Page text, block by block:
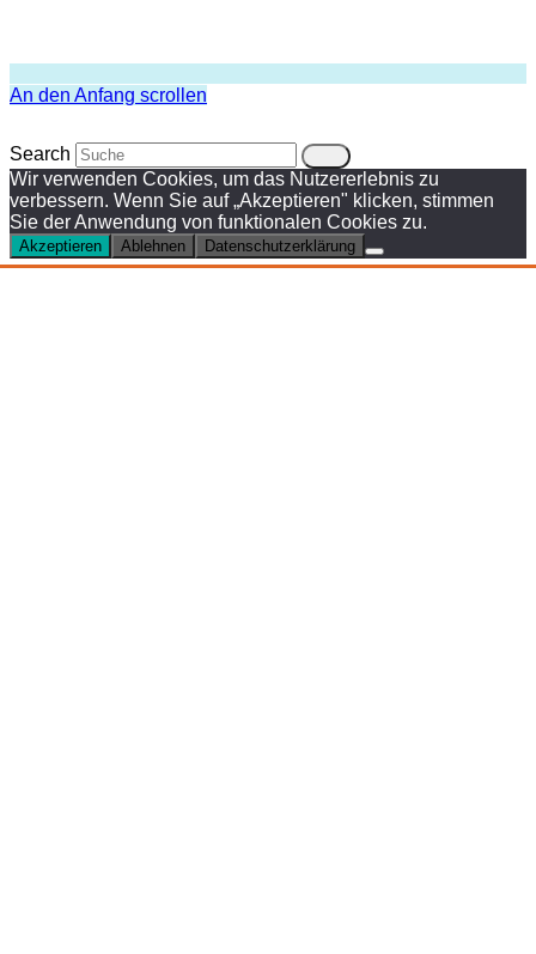
An den Anfang scrollen
Search
Wir verwenden Cookies, um das Nutzererlebnis zu
verbessern. Wenn Sie auf „Akzeptieren" klicken, stimmen
Sie der Anwendung von funktionalen Cookies zu.
Akzeptieren Ablehnen Datenschutzerklärung